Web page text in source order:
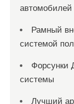
Рамный
системой
Форсунки
системы
Лучший